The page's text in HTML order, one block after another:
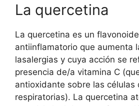
La quercetina
La quercetina es un
antiinflamatorio que aumenta
lasalergias y cuya acción se
presencia de/a vitamina C
antioxidante sobre las células
respiratorias). La quercetina